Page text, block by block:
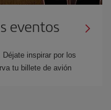
eventos
inspirar por los
tu billete de avión